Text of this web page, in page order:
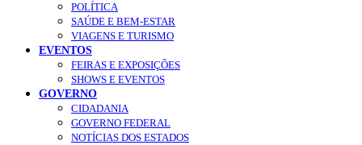
POLÍTICA
SAÚDE E BEM-ESTAR
VIAGENS E TURISMO
EVENTOS
FEIRAS E EXPOSIÇÕES
SHOWS E EVENTOS
GOVERNO
CIDADANIA
GOVERNO FEDERAL
NOTÍCIAS DOS ESTADOS